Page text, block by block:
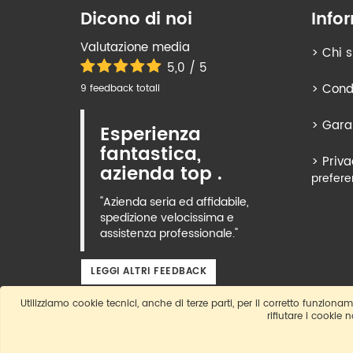
Dicono di noi
Valutazione media
5,0 / 5
9 feedback totali
Esperienza
fantastica,
azienda top .
"Azienda seria ed affidabile,
spedizione velocissima e
assistenza professionale."
LEGGI ALTRI FEEDBACK
> Chi
>
>
>
Utilizziamo cookie tecnici, anche di terze parti, per il corretto
rifiutare i cookie